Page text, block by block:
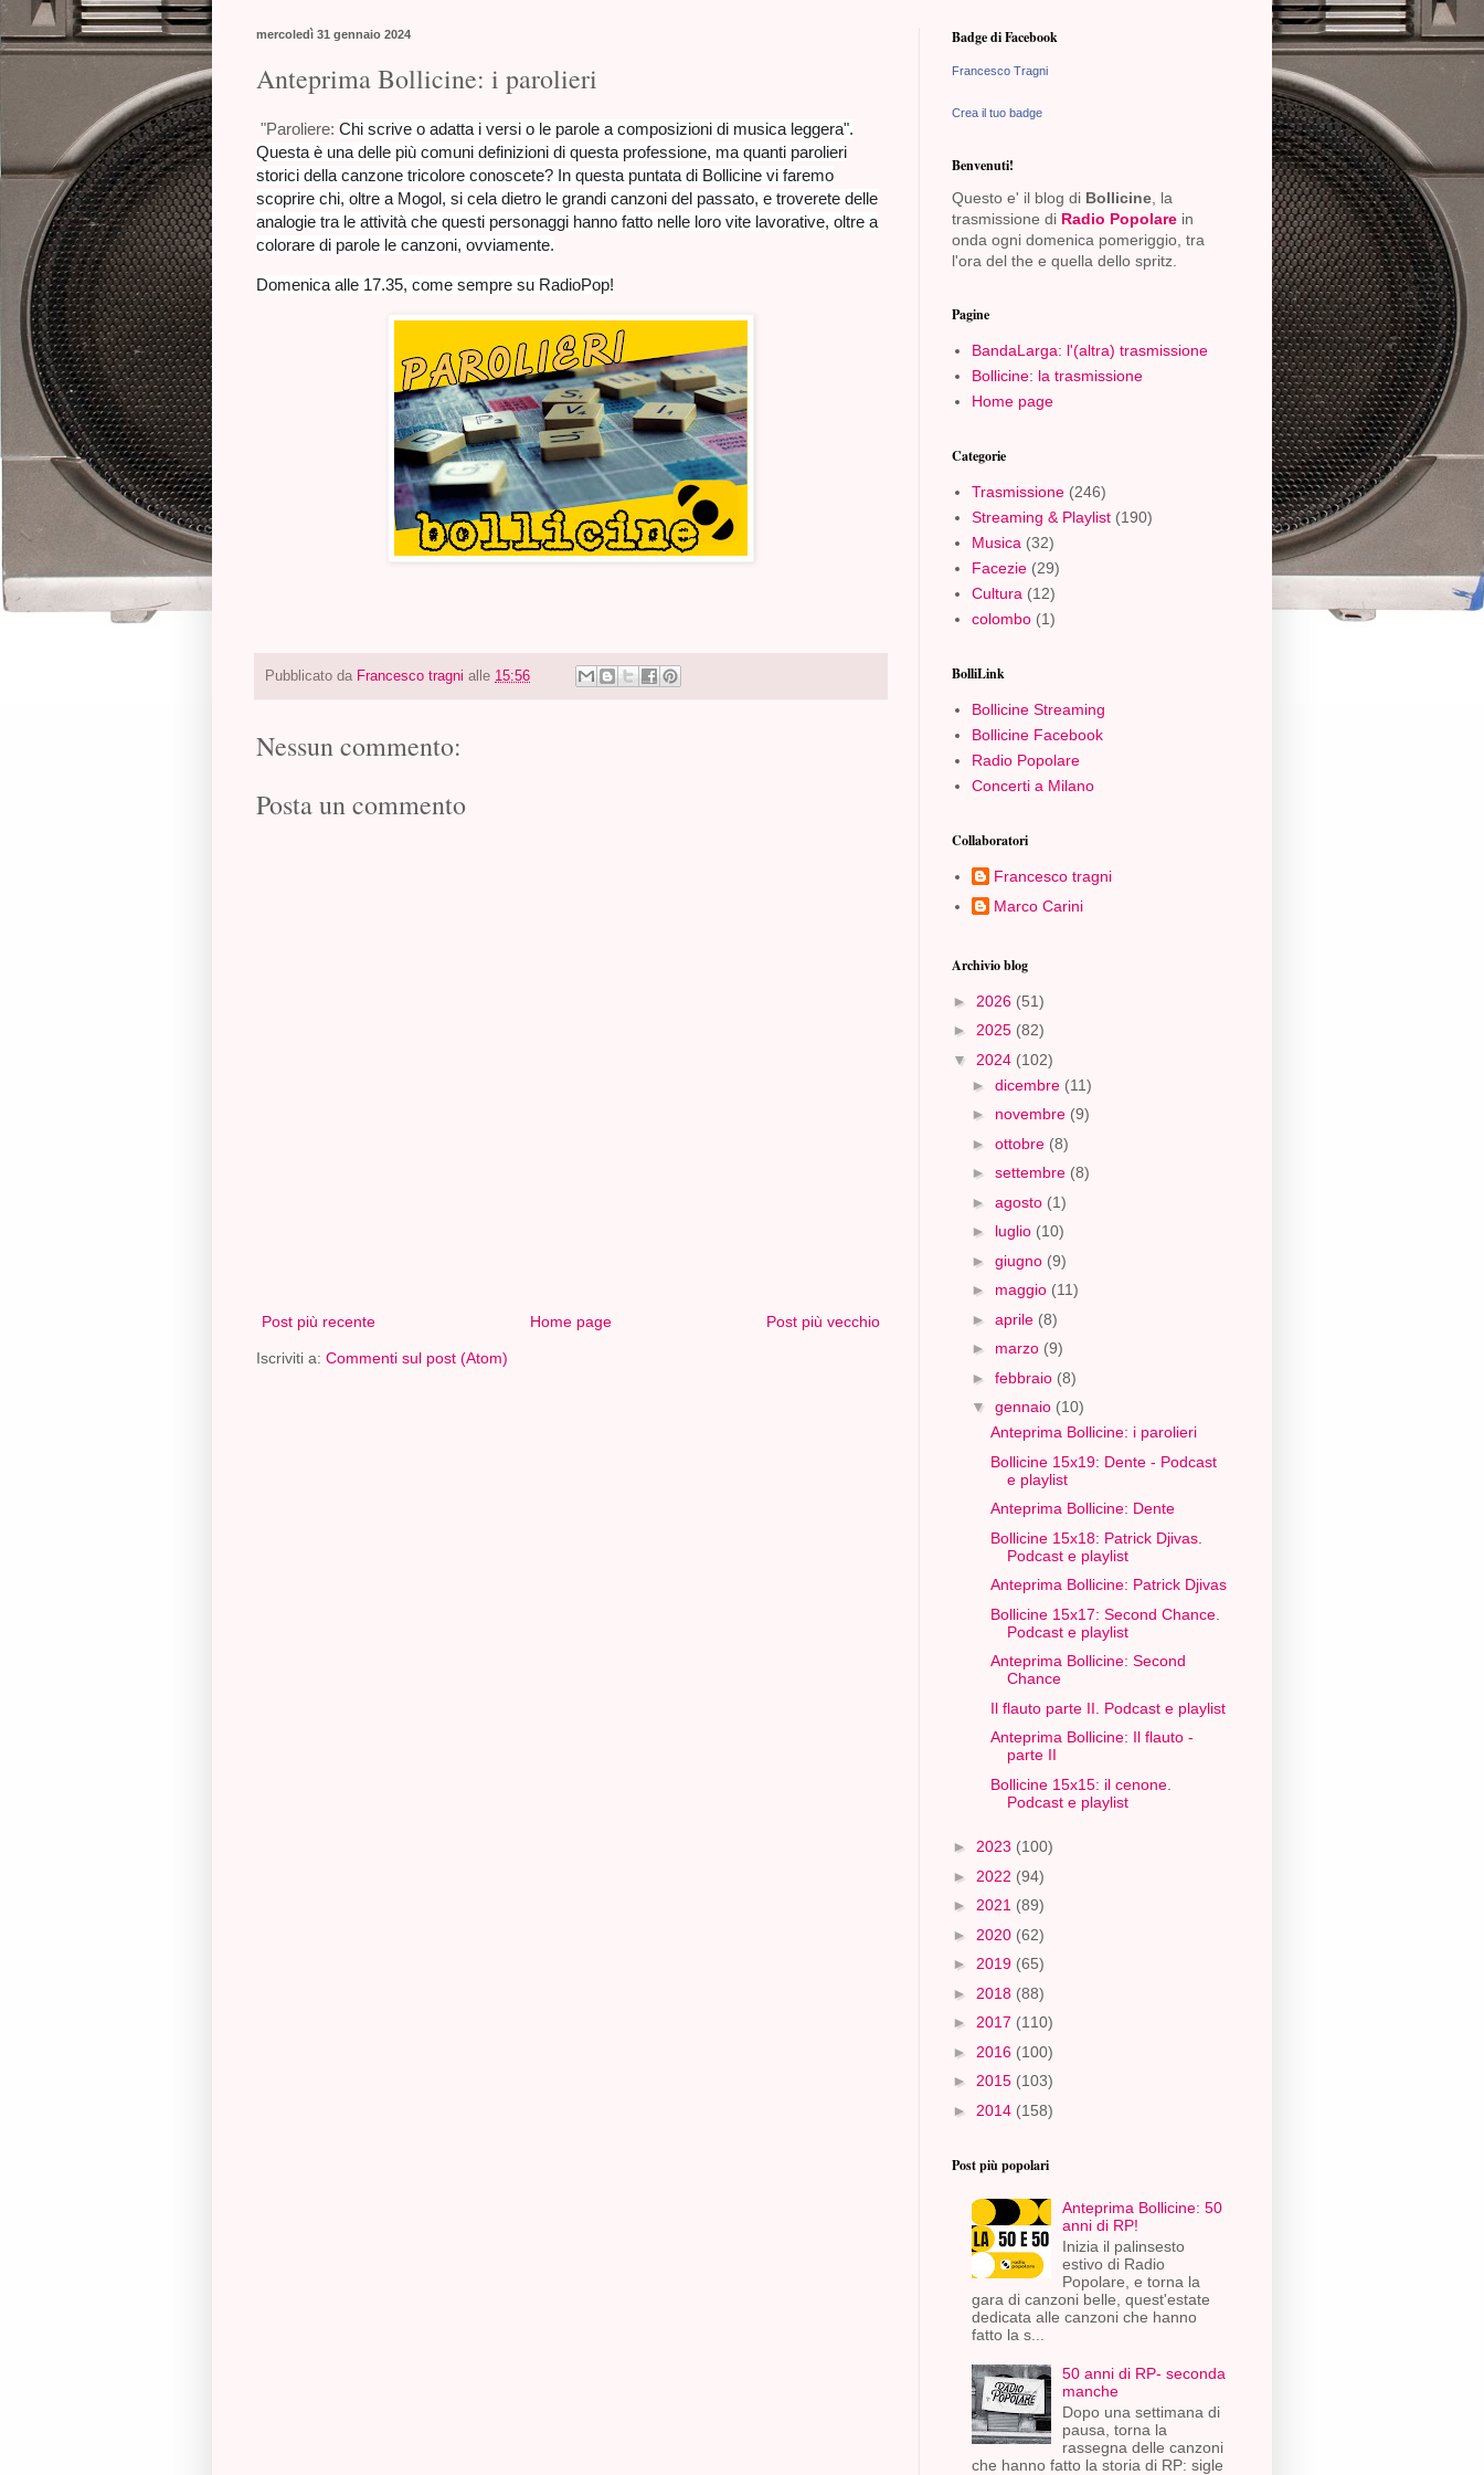
mercoledì 31 gennaio 2024
Anteprima Bollicine: i parolieri
"Paroliere: Chi scrive o adatta i versi o le parole a composizioni di musica leggera".
Questa è una delle più comuni definizioni di questa professione, ma quanti parolieri
storici della canzone tricolore conoscete? In questa puntata di Bollicine vi faremo
scoprire chi, oltre a Mogol, si cela dietro le grandi canzoni del passato, e troverete delle
analogie tra le attività che questi personaggi hanno fatto nelle loro vite lavorative, oltre a
colorare di parole le canzoni, ovviamente.
Domenica alle 17.35, come sempre su RadioPop!
Pubblicato da Francesco tragni alle 15:56
Nessun commento:
Posta un commento
Post più recente Post più vecchio
Home page
Iscriviti a: Commenti sul post (Atom)
Badge di Facebook
Francesco Tragni
Crea il tuo badge
Benvenuti!
Questo e' il blog di Bollicine , la
trasmissione di Radio Popolare in
onda ogni domenica pomeriggio, tra
l'ora del the e quella dello spritz.
Pagine
BandaLarga: l'(altra) trasmissione
Bollicine: la trasmissione
Home page
Categorie
Trasmissione (246)
Streaming & Playlist (190)
Musica (32)
Facezie (29)
Cultura (12)
colombo (1)
BolliLink
Bollicine Streaming
Bollicine Facebook
Radio Popolare
Concerti a Milano
Collaboratori
Francesco tragni
Marco Carini
Archivio blog
► 2026 (51)
► 2025 (82)
▼ 2024 (102)
► dicembre (11)
► novembre (9)
► ottobre (8)
► settembre (8)
► agosto (1)
► luglio (10)
► giugno (9)
► maggio (11)
► aprile (8)
► marzo (9)
► febbraio (8)
▼ gennaio (10)
Anteprima Bollicine: i parolieri
Bollicine 15x19: Dente - Podcast
e playlist
Anteprima Bollicine: Dente
Bollicine 15x18: Patrick Djivas.
Podcast e playlist
Anteprima Bollicine: Patrick Djivas
Bollicine 15x17: Second Chance.
Podcast e playlist
Anteprima Bollicine: Second
Chance
Il flauto parte II. Podcast e playlist
Anteprima Bollicine: Il flauto -
parte II
Bollicine 15x15: il cenone.
Podcast e playlist
► 2023 (100)
► 2022 (94)
► 2021 (89)
► 2020 (62)
► 2019 (65)
► 2018 (88)
► 2017 (110)
► 2016 (100)
► 2015 (103)
► 2014 (158)
Post più popolari
Anteprima Bollicine: 50
anni di RP!
Inizia il palinsesto
estivo di Radio
Popolare, e torna la
gara di canzoni belle, quest'estate
dedicata alle canzoni che hanno
fatto la s...
50 anni di RP- seconda
manche
Dopo una settimana di
pausa, torna la
rassegna delle canzoni
che hanno fatto la storia di RP: sigle